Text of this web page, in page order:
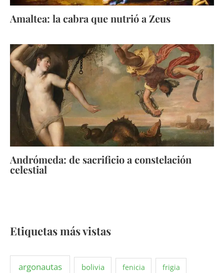
Amaltea: la cabra que nutrió a Zeus
Andrómeda: de sacrificio a constelación
celestial
Etiquetas más vistas
argonautas bolivia fenicia frigia